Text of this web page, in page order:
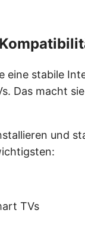
eine stabile
Das macht
und
TVs